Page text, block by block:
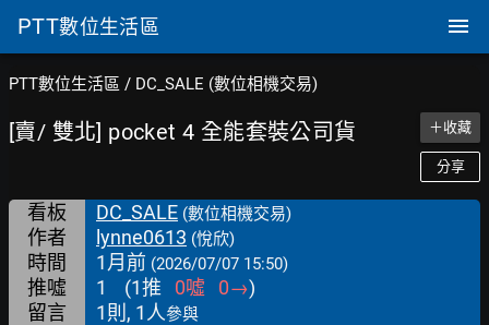
PTT數位生活區
PTT數位生活區 / DC_SALE (數位相機交易)
[賣/ 雙北] pocket 4 全能套裝公司貨 ＋收藏
分享
看板 DC_SALE (數位相機交易)
作者 lynne0613 (悅欣)
時間 1月前 (2026/07/07 15:50)
推噓 1 (1推 0噓 0→)
留言
1則, 1人參與